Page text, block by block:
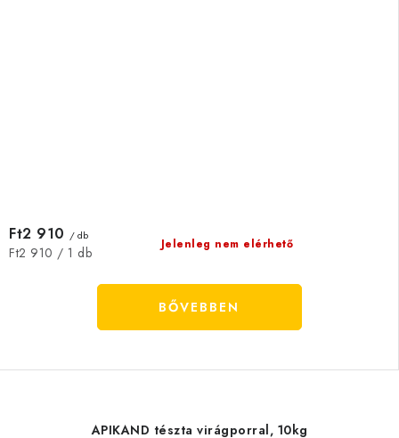
Jelenleg nem elérhető
Ft2 910 / db
Egységár:
Ft2 910 / 1 db
BŐVEBBEN
APIKAND tészta virágporral, 10kg